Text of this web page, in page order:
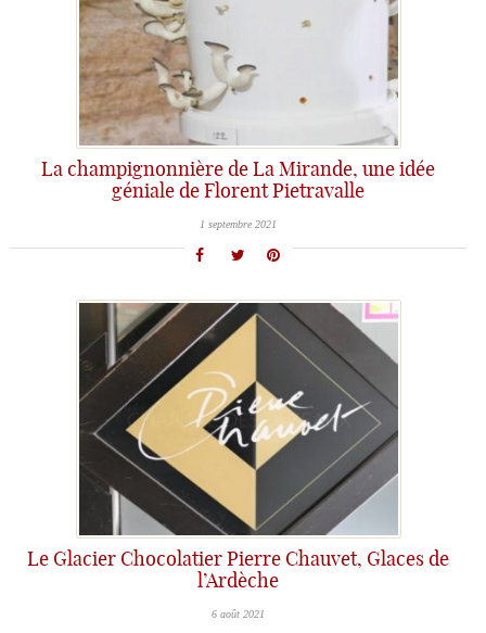
La champignonnière de La Mirande, une idée
géniale de Florent Pietravalle
1 septembre 2021
Le Glacier Chocolatier Pierre Chauvet, Glaces de
l’Ardèche
6 août 2021